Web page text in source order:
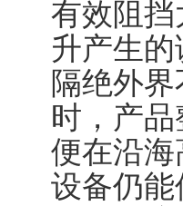
有效阻
升产生的
隔绝外界
时，产
便在沿
设备仍